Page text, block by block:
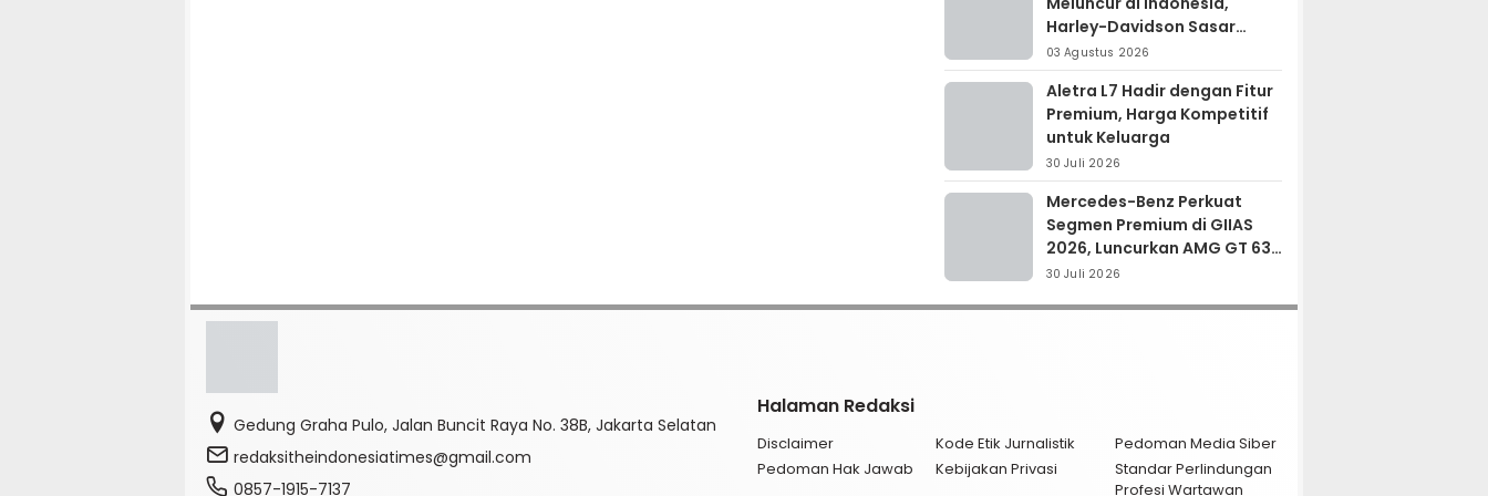
Harley-Davidson Sasar
Kolektor Motor Premium
03 Agustus 2026
Aletra L7 Hadir dengan Fitur
Premium, Harga Kompetitif
untuk Keluarga
30 Juli 2026
Mercedes-Benz Perkuat
Segmen Premium di GIIAS
2026, Luncurkan AMG GT 63
PRO dan GLC 200
30 Juli 2026
Gedung Graha Pulo, Jalan Buncit Raya No. 38B, Jakarta Selatan
redaksitheindonesiatimes@gmail.com
0857-1915-7137
Halaman Redaksi
Disclaimer Kode Etik Jurnalistik
Pedoman Media Siber
Pedoman Hak Jawab
Kebijakan Privasi
Standar Perlindungan
Profesi Wartawan